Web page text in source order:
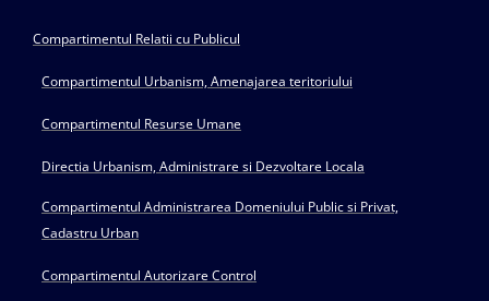
Compartimentul Relatii cu Publicul
Compartimentul Urbanism, Amenajarea teritoriului
Compartimentul Resurse Umane
Directia Urbanism, Administrare si Dezvoltare Locala
Compartimentul Administrarea Domeniului Public si Privat,
Cadastru Urban
Compartimentul Autorizare Control